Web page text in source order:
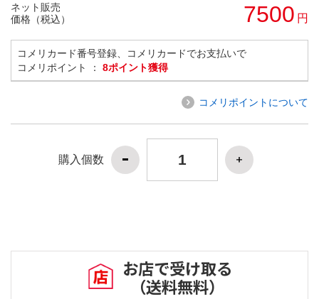
ネット販売
価格（税込）
7500 円
コメリカード番号登録、コメリカードでお支払いで
コメリポイント ： 8ポイント獲得
コメリポイントについて
購入個数
お店で受け取る
（送料無料）